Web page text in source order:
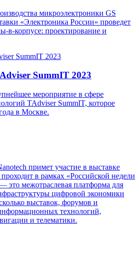
микроэлектроники GS
«Электроника России» проведет
в-корпусе: проектирование и
SummIT 2023
мероприятие в сфере
TAdviser SummIT, которое
в Москве.
примет участие в выставке
в рамках «Российской недели
это межотраслевая платформа для
цифровой экономики
выставок, форумов и
технологий,
и телематики.